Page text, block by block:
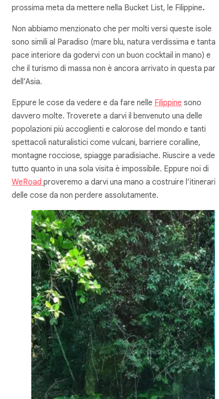
prossima meta da mettere nella Bucket List, le Filippine.
Non abbiamo menzionato che per molti versi queste isole
sono simili al Paradiso (mare blu, natura verdissima e tanta
pace interiore da godervi con un buon cocktail in mano) e
che il turismo di massa non è ancora arrivato in questa
dell’Asia.
Eppure le cose da vedere e da fare nelle Filippine sono
davvero molte. Troverete a darvi il benvenuto una delle
popolazioni più accoglienti e calorose del mondo e tanti
spettacoli naturalistici come vulcani, barriere coralline,
montagne rocciose, spiagge paradisiache. Riuscire a
tutto quanto in una sola visita è impossibile. Eppure noi di
WeRoad proveremo a darvi una mano a costruire
delle cose da non perdere assolutamente.